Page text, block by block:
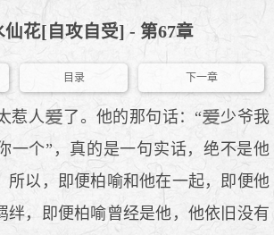
仙花[自攻自受] - 第67章
目录 下一章
惹人 了。他的那句话：“
少爷我
一个”，真的是一句实话，绝不是他
所以，即便柏喻和他在一起，即便他
绊，即便柏喻曾经是他，他依旧没有